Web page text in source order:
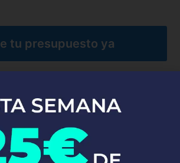
tu presupuesto ya